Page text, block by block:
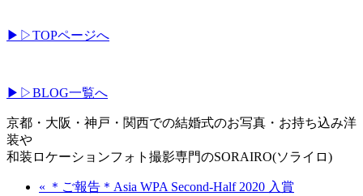
▶︎▷TOPページへ
▶︎▷BLOG一覧へ
京都・大阪・神戸・関西での結婚式のお写真・お持ち込み洋
装や
和装ロケーションフォト撮影専門のSORAIRO(ソライロ)
« ＊ご報告＊Asia WPA Second-Half 2020 入賞